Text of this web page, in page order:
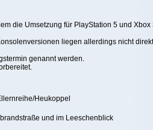
die Umsetzung für PlayStation 5 und Xbox
liegen allerdings nicht
genannt werden.
Heukoppel
und im Leeschenblick